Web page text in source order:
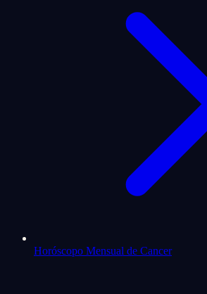
Horóscopo Mensual de Cancer